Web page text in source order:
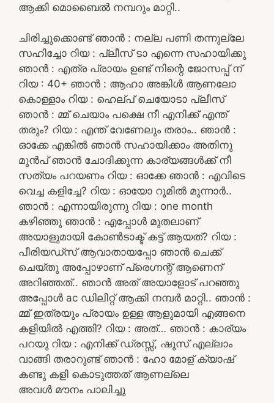
ആക്കി മൊബൈൽ നമ്പറും മാറ്റി..
ചിരിച്ചുക്കൊണ്ട് ഞാൻ : നല്ല പണി തന്നുല്ലേ
സഹിച്ചോ റിയ : പ്ലീസ് ടാ എന്നെ സഹായിക്കു
ഞാൻ : എത്ര പ്രായം ഉണ്ട് നിന്റെ ജോസപ്പ് ന്
റിയ : 40+ ഞാൻ : ആഹാ അങ്കിൾ ആണലോ
കൊള്ളാം റിയ : ഹെല്പ് ചെയോടാ പ്ലീസ്
ഞാൻ : മ്മ് ചെയാം പക്ഷെ നീ എനിക്ക് എന്ത്
തരും? റിയ : എന്ത് വേണേലും തരാം.. ഞാൻ :
ഓക്കേ എങ്കിൽ ഞാൻ സഹായിക്കാം അതിനു
മുൻപ് ഞാൻ ചോദിക്കുന്ന കാര്യങ്ങൾക്ക് നീ
സത്യം പറയണം റിയ : ഓക്കേ ഞാൻ : എവിടെ
വെച്ച കളിച്ചേ? റിയ : ഓയോ റൂമിൽ മൂന്നാർ..
ഞാൻ : എന്നായിരുന്നു റിയ : one month
കഴിഞ്ഞു ഞാൻ : എപ്പോൾ മുതലാണ്
അയാളുമായി കോൺടാക്ട് കട്ട് ആയത്? റിയ :
പീരിയഡ്സ് ആവാതായപ്പോ ഞാൻ ചെക്ക്
ചെയ്തു അപ്പോഴാണ് പ്രെഗ്നന്റ് ആണെന്
അറിഞ്ഞത്.. ഞാൻ അത് അയാളോട് പറഞ്ഞു
അപ്പോൾ ac ഡിലീറ്റ് ആക്കി നമ്പർ മാറ്റി.. ഞാൻ :
മ്മ് ഇത്രയും പ്രായം ഉള്ള ആളുമായി എങ്ങനെ
കളിയിൽ എത്തി? റിയ : അത്… ഞാൻ : കാര്യം
പറയു റിയ : എനിക്ക് ഡ്രസ്സ്, ഷൂസ് എല്ലാം
വാങ്ങി തരാറുണ്ട് ഞാൻ : ഹോ മോള് ക്യാഷ്
കണ്ടു കളി കൊടുത്തത് ആണല്ലെ
അവൾ മൗനം പാലിച്ചു